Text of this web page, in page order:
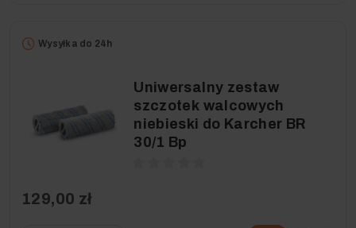
Wysyłka do 24h
Uniwersalny zestaw
szczotek walcowych
niebieski do Karcher BR
30/1 Bp
129,00 zł